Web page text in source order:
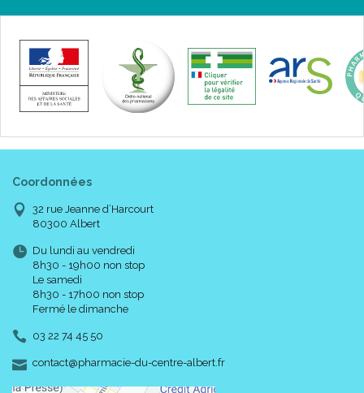
Coordonnées
32 rue Jeanne d’Harcourt
80300 Albert
Du lundi au vendredi
8h30 - 19h00 non stop
Le samedi
8h30 - 17h00 non stop
Fermé le dimanche
03 22 74 45 50
contact-
@-
pharmacie-du-centre-albert.fr